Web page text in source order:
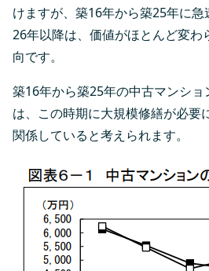
けますが、築16年から築25年に
26年以降は、価値がほとんど変わ
向です。
築16年から築25年の中古マンシ
は、この時期に大規模修繕が必要
関係していると考えられます。